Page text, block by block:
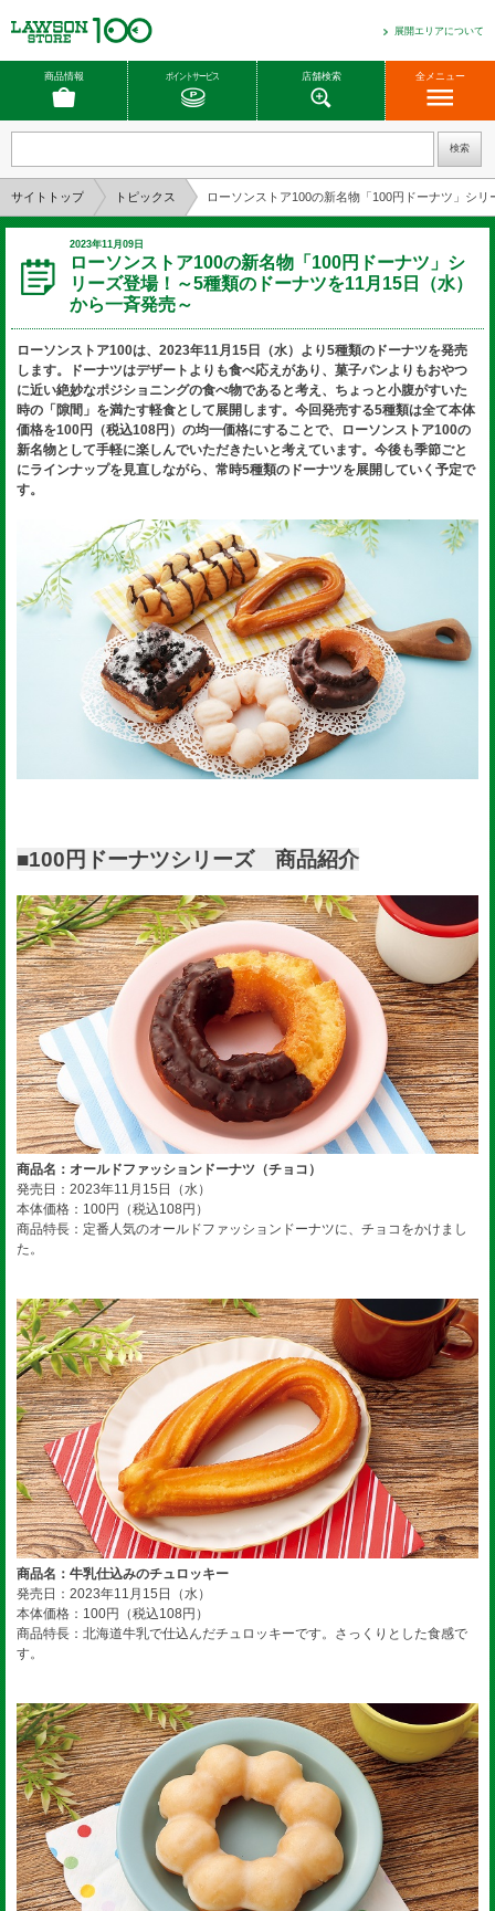
展開エリアについて
商品情報 ポイントサービス 店舗検索 全メニュー
サイトトップ トピックス ローソンストア100の新名物「100円ドーナツ」シ
2023年11月09日
ローソンストア100の新名物「100円ドーナツ」シ
リーズ登場！～5種類のドーナツを11月15日（水）
から一斉発売～
ローソンストア100は、2023年11月15日（水）より5種類のドーナツを発売
します。ドーナツはデザートよりも食べ応えがあり、菓子パンよりもおやつ
に近い絶妙なポジショニングの食べ物であると考え、ちょっと小腹がすいた
時の「隙間」を満たす軽食として展開します。今回発売する5種類は全て本体
価格を100円（税込108円）の均一価格にすることで、ローソンストア100の
新名物として手軽に楽しんでいただきたいと考えています。今後も季節ごと
にラインナップを見直しながら、常時5種類のドーナツを展開していく予定で
す。
■100円ドーナツシリーズ 商品紹介
商品名：オールドファッションドーナツ（チョコ）
発売日：2023年11月15日（水）
本体価格：100円（税込108円）
商品特長：定番人気のオールドファッションドーナツに、チョコをかけまし
た。
商品名：牛乳仕込みのチュロッキー
発売日：2023年11月15日（水）
本体価格：100円（税込108円）
商品特長：北海道牛乳で仕込んだチュロッキーです。さっくりとした食感で
す。